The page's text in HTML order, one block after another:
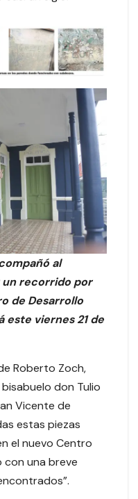
al
un recorrido por
de Desarrollo
este viernes 21 de
Roberto Zoch,
don Tulio
Vicente de
estas piezas
el nuevo Centro
con una breve